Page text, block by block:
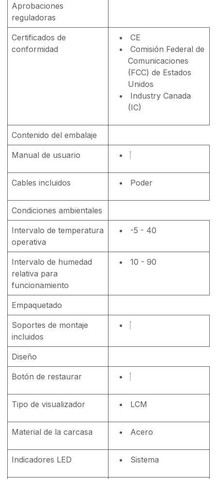
Aprobaciones
reguladoras
Certificados de
conformidad
CE
Comisión Federal de
Comunicaciones
(FCC) de Estados
Unidos
Industry Canada
(IC)
Contenido del embalaje
Manual de usuario
Cables incluidos Poder
Condiciones ambientales
Intervalo de temperatura
operativa
-5 - 40
Intervalo de humedad
relativa para
funcionamiento
10 - 90
Empaquetado
Soportes de montaje
incluidos
Diseño
Botón de restaurar
Tipo de visualizador LCM
Material de la carcasa Acero
Indicadores LED Sistema